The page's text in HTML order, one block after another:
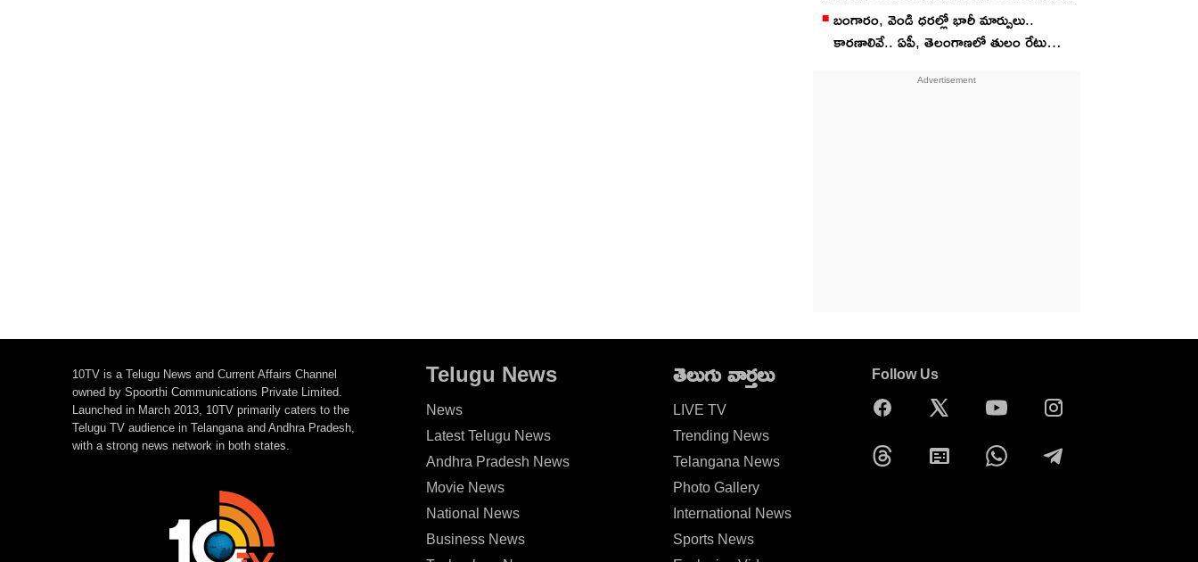
బంగారం, వెండి ధరల్లో భారీ మార్పులు..
కారణాలివే.. ఏపీ, తెలంగాణలో తులం రేటు
10TV is a Telugu News and Current Affairs Channel
owned by Spoorthi Communications Private Limited.
Launched in March 2013, 10TV primarily caters to the
Telugu TV audience in Telangana and Andhra Pradesh,
with a strong news network in both states.
Telugu News
News
Latest Telugu News
Andhra Pradesh News
Movie News
National News
Business News
తెలుగు వార్తలు
LIVE TV
Trending News
Telangana News
Photo Gallery
International News
Sports News
Follow Us